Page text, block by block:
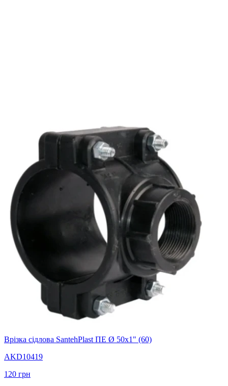
Врізка сідлова SantehPlast ПЕ Ø 50x1" (60)
AKD10419
120 грн